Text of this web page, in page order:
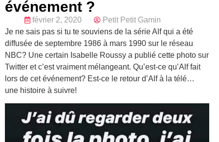
événement ?
février 2, 2020
Petit Petit Gamin
Je ne sais pas si tu te souviens de la série Alf qui a été
diffusée de septembre 1986 à mars 1990 sur le réseau
NBC? Une certain Isabelle Roussy a publié cette photo sur
Twitter et c’est vraiment mélangeant. Qu’est-ce qu’Alf fait
lors de cet événement? Est-ce le retour d’Alf à la télé…
une histoire à suivre!